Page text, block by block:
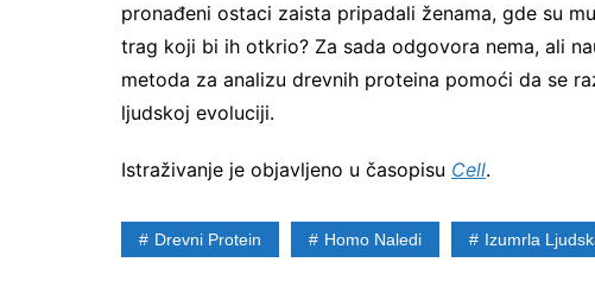
pronađeni ostaci zaista pripadali ženama, gde su
trag koji bi ih otkrio? Za sada odgovora nema, ali
metoda za analizu drevnih proteina pomoći da se
ljudskoj evoluciji.
Istraživanje je objavljeno u časopisu Cell.
Drevni Protein Homo Naledi Izumrla